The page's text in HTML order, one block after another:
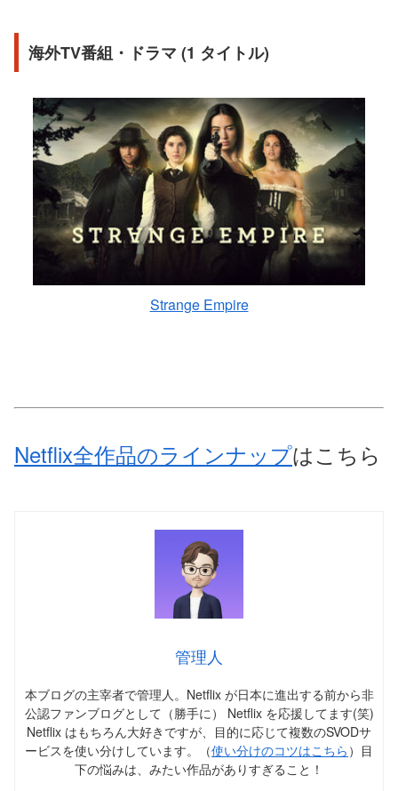
海外TV番組・ドラマ (1 タイトル)
Strange Empire
Netflix全作品のラインナップはこちら
管理人
本ブログの主宰者で管理人。Netflix が日本に進出する前から非
公認ファンブログとして（勝手に） Netflix を応援してます(笑)
Netflix はもちろん大好きですが、目的に応じて複数のSVODサ
ービスを使い分けしています。（使い分けのコツはこちら ）目
下の悩みは、みたい作品がありすぎること！